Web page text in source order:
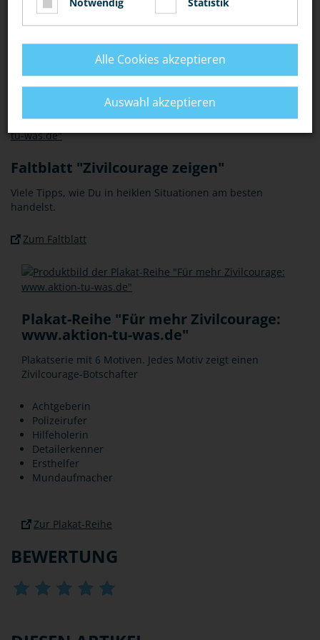
Jugendgruppenraum aufhängen.
Mach auch Deine Lehrerinnen und Lehrer auf die
„Aktion-
aufmerksam. Vielleicht könnt Ihr das Thema
Zivilcourage auch im Unterreicht mithilfe der
Aktion-tu-
was-Medienbesprechen.
Faltblatt "Zivilcourage zeigen"
Viele Tipps, wie Du in heiklen Situationen am besten
handelst.
Zum Faltblatt
Plakat-Reihe "Für mehr Zivilcourage:
www.aktion-tu-was.de"
Plakatserie mit 6 Motiven. Jedes Motiv zeigt einen
Zivilcourage-Botschafter
Achtgeberin
Polizeirufer
Hilfeholerin
Detailerkenner
Ersthelfer
Mundaufmacher
Zur Plakat-Reihe
BEWERTUNG
Notwendig Statistik
Alle Cookies akzeptieren
Auswahl akzeptieren